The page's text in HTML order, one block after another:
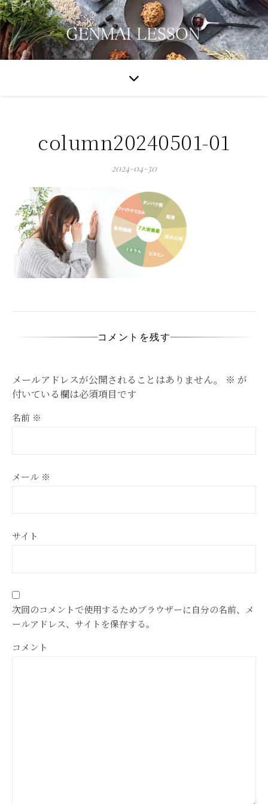
column20240501-01
2024-04-30
コメントを残す
メールアドレスが公開されることはありません。 ※ が
付いている欄は必須項目です
名前 ※
メール ※
サイト
次回のコメントで使用するためブラウザーに自分の名前、メ
ールアドレス、サイトを保存する。
コメント